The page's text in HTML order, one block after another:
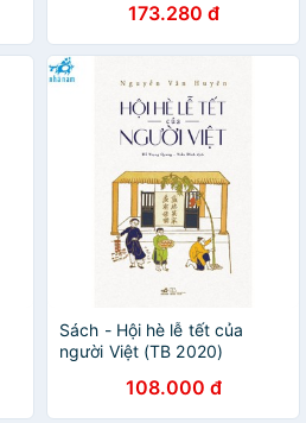
173.280 đ
Sách - Hội hè lễ tết của
người Việt (TB 2020)
108.000 đ